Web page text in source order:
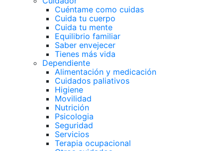
Cuéntame como cuidas
Cuida tu cuerpo
Cuida tu mente
Equilibrio familiar
Saber envejecer
Tienes más vida
Dependiente
Alimentación y medicación
Cuidados paliativos
Higiene
Movilidad
Nutrición
Psicologia
Seguridad
Servicios
Terapia ocupacional